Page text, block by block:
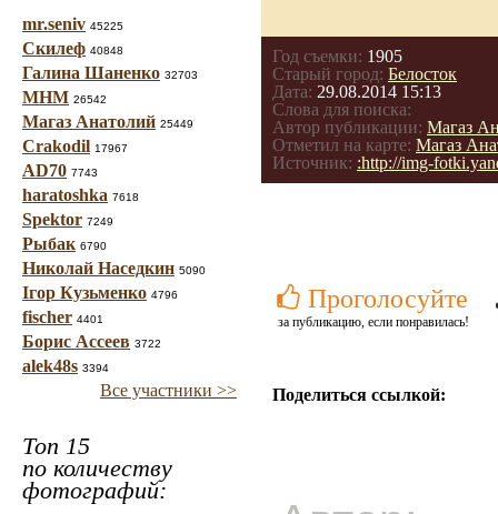
mr.seniv 45225
Скилеф 40848
Галина Шаненко 32703
МНМ 26542
Магаз Анатолий 25449
Crakodil 17967
AD70 7743
haratoshka 7618
Spektor 7249
Рыбак 6790
Николай Наседкин 5090
Ігор Кузьменко 4796
fischer 4401
Борис Ассеев 3722
alek48s 3394
Все участники >>
Топ 15
по количеству
фотографий:
Год съемки: 1905
Старый город: Белосток
Дата: 29.08.2014 15:13
Слова для поиска:
Автор публикации: Магаз
Отметил на карте: Магаз
Источник: :http://img-
Проголосуйте
за публикацию, если понравилась!
Поделиться ссылкой: